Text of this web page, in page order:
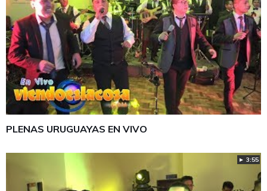
PLENAS URUGUAYAS EN VIVO
► 3:55